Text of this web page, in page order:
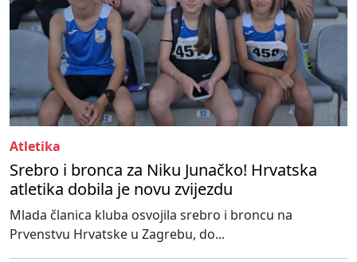
Atletika
Srebro i bronca za Niku Junačko! Hrvatska
atletika dobila je novu zvijezdu
Mlada članica kluba osvojila srebro i broncu na
Prvenstvu Hrvatske u Zagrebu, do...